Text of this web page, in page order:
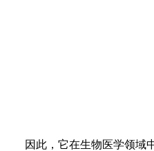
因此，它在生物医学领域中